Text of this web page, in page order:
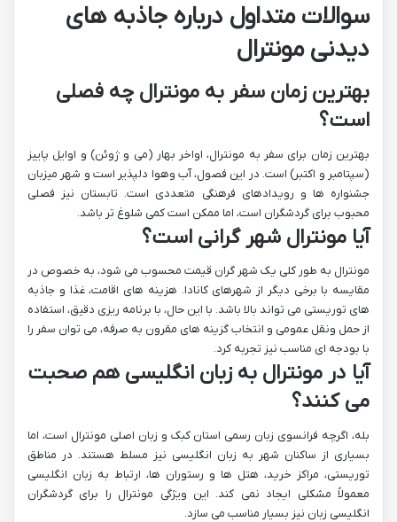
سوالات متداول درباره جاذبه های
دیدنی مونترال
بهترین زمان سفر به مونترال چه فصلی
است؟
بهترین زمان برای سفر به مونترال، اواخر بهار (می و ژوئن) و اوایل پاییز
(سپتامبر و اکتبر) است. در این فصول، آب وهوا دلپذیر است و شهر میزبان
جشنواره ها و رویدادهای فرهنگی متعددی است. تابستان نیز فصلی
محبوب برای گردشگران است، اما ممکن است کمی شلوغ تر باشد.
آیا مونترال شهر گرانی است؟
مونترال به طور کلی یک شهر گران قیمت محسوب می شود، به خصوص در
مقایسه با برخی دیگر از شهرهای کانادا. هزینه های اقامت، غذا و جاذبه
های توریستی می تواند بالا باشد. با این حال، با برنامه ریزی دقیق، استفاده
از حمل ونقل عمومی و انتخاب گزینه های مقرون به صرفه، می توان سفر را
با بودجه ای مناسب نیز تجربه کرد.
آیا در مونترال به زبان انگلیسی هم صحبت
می کنند؟
بله، اگرچه فرانسوی زبان رسمی استان کبک و زبان اصلی مونترال است، اما
بسیاری از ساکنان شهر به زبان انگلیسی نیز مسلط هستند. در مناطق
توریستی، مراکز خرید، هتل ها و رستوران ها، ارتباط به زبان انگلیسی
معمولاً مشکلی ایجاد نمی کند. این ویژگی مونترال را برای گردشگران
انگلیسی زبان نیز بسیار مناسب می سازد.